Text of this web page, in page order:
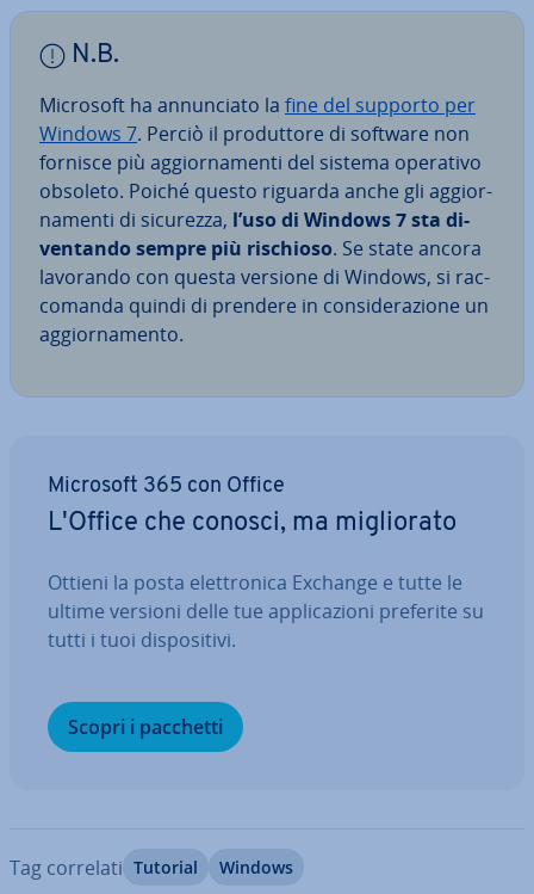
N.B.
Microsoft ha an­nun­cia­to la fine del supporto per
Windows 7. Perciò il pro­dut­to­re di software non
fornisce più ag­gior­na­men­ti del sistema operativo
obsoleto. Poiché questo riguarda anche gli ag­gior­
na­men­ti di sicurezza, l’uso di Windows 7 sta di­
ven­tan­do sempre più rischioso. Se state ancora
lavorando con questa versione di Windows, si rac­
co­man­da quindi di prendere in con­si­de­ra­zio­ne un
ag­gior­na­men­to.
Microsoft 365 con Office
L'Office che conosci, ma mi­glio­ra­to
Ottieni la posta elet­tro­ni­ca Exchange e tutte le
ultime versioni delle tue ap­pli­ca­zio­ni preferite su
tutti i tuoi di­spo­si­ti­vi.
Scopri i pacchetti
Tag correlati Tutorial Windows